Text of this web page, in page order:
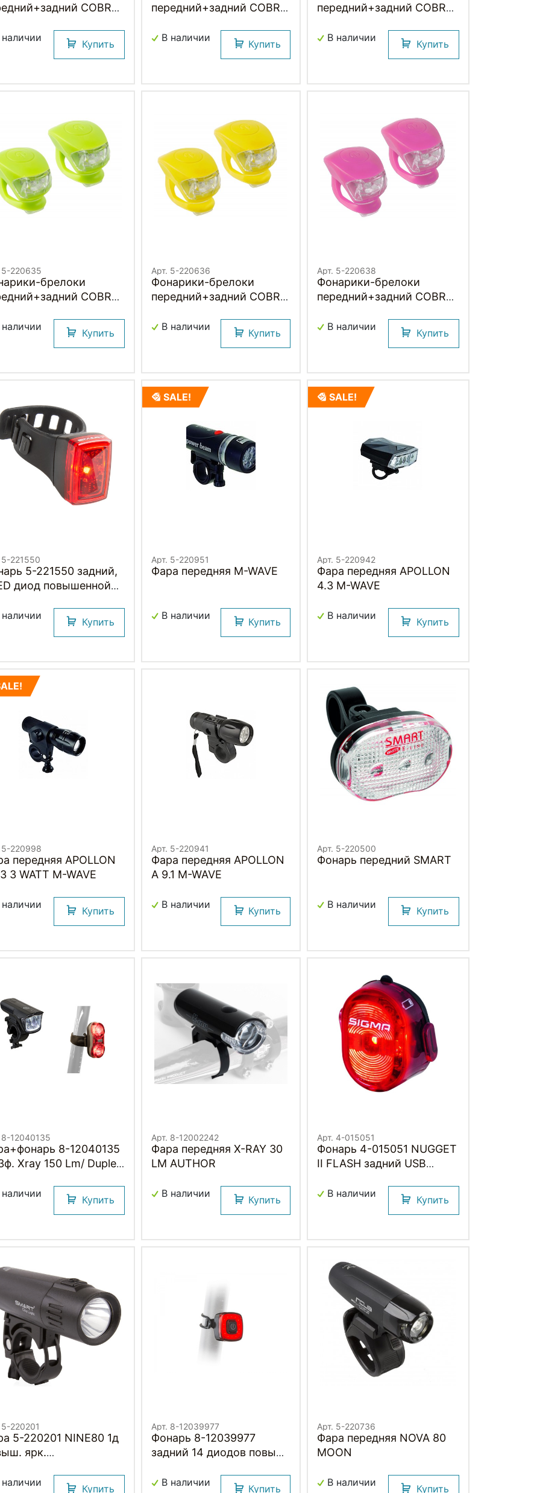
COBRA
Купить
передний+задний COBRA
В наличии
Купить
передний+задний COBRA
В наличии
Купить
5-220635
брелоки
COBRA
Купить
Арт. 5-220636
Фонарики-брелоки
передний+задний COBRA
В наличии
Купить
Арт. 5-220638
Фонарики-брелоки
передний+задний COBRA
В наличии
Купить
5-221550
5-221550 задний,
диод повышенной
компактн.
SMART
Купить
SALE!
Арт. 5-220951
Фара передняя M-WAVE
В наличии
Купить
SALE!
Арт. 5-220942
Фара передняя APOLLON
4.3 M-WAVE
В наличии
Купить
5-220998
передняя APOLLON
3 WATT M-WAVE
Купить
Арт. 5-220941
Фара передняя APOLLON
A 9.1 M-WAVE
В наличии
Купить
Арт. 5-220500
Фонарь передний SMART
В наличии
Купить
8-12040135
8-12040135
Xray 150 Lm/ Duplex
AUTHOR
Купить
Арт. 8-12002242
Фара передняя X-RAY 30
LM AUTHOR
В наличии
Купить
Арт. 4-015051
Фонарь 4-015051 NUGGET
II FLASH задний USB
SIGMA
В наличии
Купить
5-220201
5-220201 NINE80 1д
ярк.
влагозащит. черная
Купить
Арт. 8-12039977
Фонарь 8-12039977
задний 14 диодов повыш.
7ф. A-SQUARE Li-pol/300
В наличии
Купить
Арт. 5-220736
Фара передняя NOVA 80
MOON
В наличии
Купить